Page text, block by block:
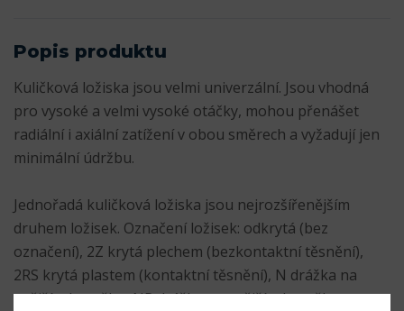
Popis produktu
Kuličková ložiska jsou velmi univerzální. Jsou vhodná
pro vysoké a velmi vysoké otáčky, mohou přenášet
radiální i axiální zatížení v obou směrech a vyžadují jen
minimální údržbu.
Jednořadá kuličková ložiska jsou nejrozšířenějším
druhem ložisek. Označení ložisek: odkrytá (bez
označení), 2Z krytá plechem (bezkontaktní těsnění),
2RS krytá plastem (kontaktní těsnění), N drážka na
vnějším kroužku, NR drážka na vnějším kroužku s